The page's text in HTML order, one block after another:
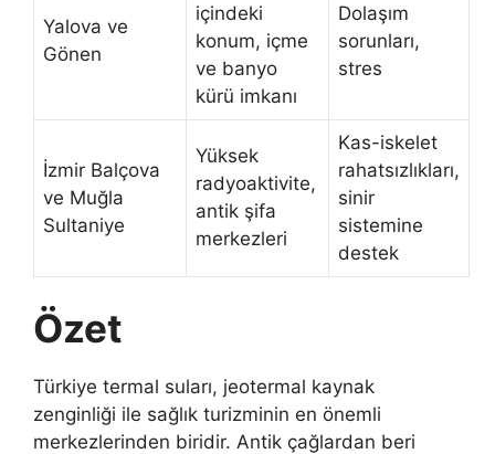
Yalova ve
Gönen
içindeki
konum, içme
ve banyo
kürü imkanı
Dolaşım
sorunları,
stres
İzmir Balçova
ve Muğla
Sultaniye
Yüksek
radyoaktivite,
antik şifa
merkezleri
Kas-iskelet
rahatsızlıkları,
sinir
sistemine
destek
Özet
Türkiye termal suları, jeotermal kaynak
zenginliği ile sağlık turizminin en önemli
merkezlerinden biridir. Antik çağlardan beri